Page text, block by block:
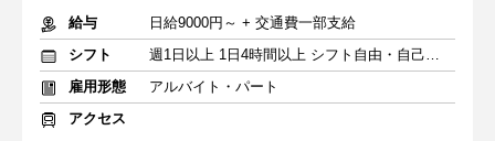
給与
日給9000円～ + 交通費一部支給
シフト
週1日以上 1日4時間以上 シフト自由・自己申告
雇用形態
アルバイト・パート
アクセス